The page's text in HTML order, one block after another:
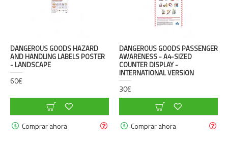
DANGEROUS GOODS HAZARD
AND HANDLING LABELS POSTER
- LANDSCAPE
60€
Comprar ahora
DANGEROUS GOODS PASSENGER
AWARENESS - A4-SIZED
COUNTER DISPLAY -
INTERNATIONAL VERSION
30€
Comprar ahora